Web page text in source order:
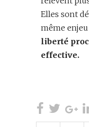
Elles sont
même enjeu
liberté
effective.